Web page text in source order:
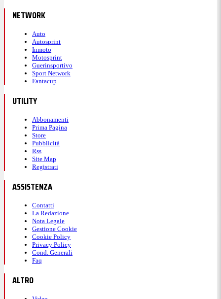
NETWORK
Auto
Autosprint
Inmoto
Motosprint
Guerinsportivo
Sport Network
Fantacup
UTILITY
Abbonamenti
Prima Pagina
Store
Pubblicità
Rss
Site Map
Registrati
ASSISTENZA
Contatti
La Redazione
Nota Legale
Gestione Cookie
Cookie Policy
Privacy Policy
Cond. Generali
Faq
ALTRO